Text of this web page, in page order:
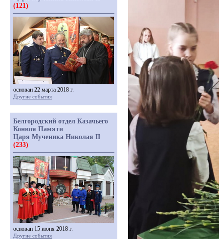
(121)
основан 22 марта 2018 г.
Другие события
Белгородский отдел Казачьего
Конвоя Памяти
Царя Мученика Николая II
(233)
основан 15 июня 2018 г.
Другие события